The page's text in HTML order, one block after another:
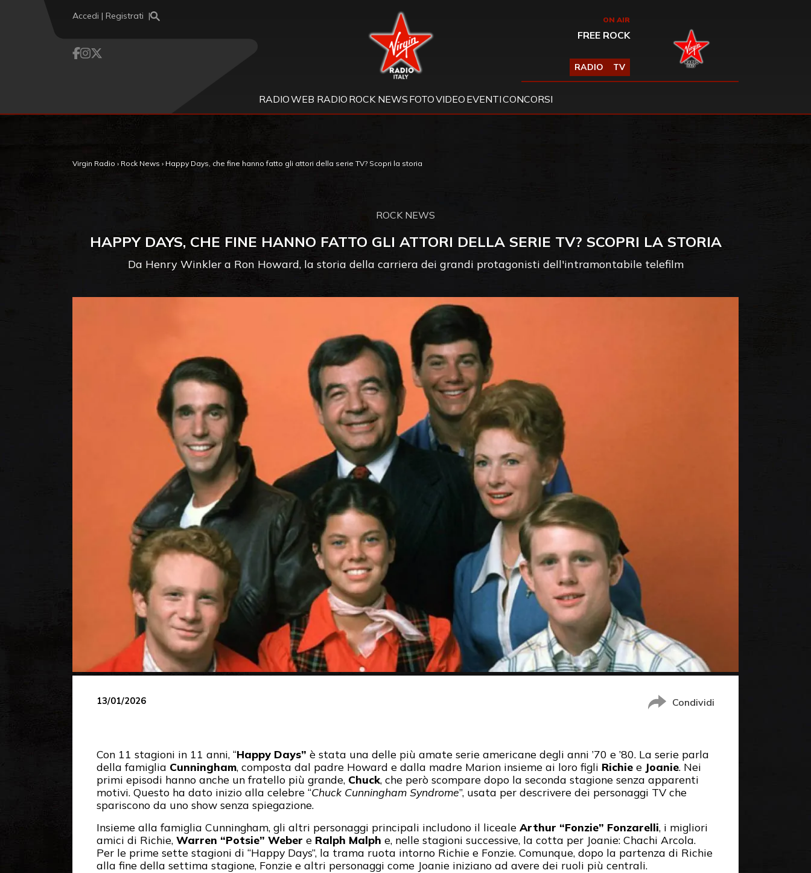
Accedi | Registrati Virgin Radio ON AIR
FREE ROCK
RADIO TV
RADIOWEB RADIO ROCK NEWS FOTOVIDEO EVENTICONCORSI
Virgin Radio › Rock News › Happy Days, che fine hanno fatto gli attori della serie TV? Scopri la storia
ROCK NEWS
HAPPY DAYS, CHE FINE HANNO FATTO GLI ATTORI DELLA SERIE TV? SCOPRI LA STORIA
Da Henry Winkler a Ron Howard, la storia della carriera dei grandi protagonisti dell'intramontabile telefilm
13/01/2026 Condividi
Con 11 stagioni in 11 anni, “Happy Days” è stata una delle più amate serie americane degli anni ’70 e ’80. La serie parla
della famiglia Cunningham, composta dal padre Howard e dalla madre Marion insieme ai loro figli Richie e Joanie. Nei
primi episodi hanno anche un fratello più grande, Chuck, che però scompare dopo la seconda stagione senza apparenti
motivi. Questo ha dato inizio alla celebre “Chuck Cunningham Syndrome”, usata per descrivere dei personaggi TV che
spariscono da uno show senza spiegazione.
Insieme alla famiglia Cunningham, gli altri personaggi principali includono il liceale Arthur “Fonzie” Fonzarelli, i migliori
amici di Richie, Warren “Potsie” Weber e Ralph Malph e, nelle stagioni successive, la cotta per Joanie: Chachi Arcola.
Per le prime sette stagioni di “Happy Days”, la trama ruota intorno Richie e Fonzie. Comunque, dopo la partenza di Richie
alla fine della settima stagione, Fonzie e altri personaggi come Joanie iniziano ad avere dei ruoli più centrali.